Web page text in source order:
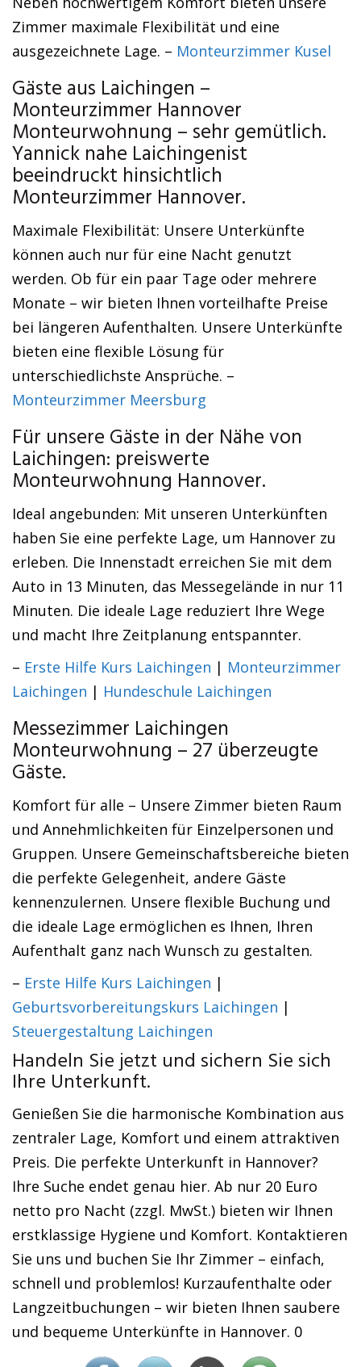
Zimmer maximale Flexibilität und eine
ausgezeichnete Lage. – Monteurzimmer Kusel
Gäste aus Laichingen –
Monteurzimmer Hannover
Monteurwohnung – sehr gemütlich.
Yannick nahe Laichingenist
beeindruckt hinsichtlich
Monteurzimmer Hannover.
Maximale Flexibilität: Unsere Unterkünfte
können auch nur für eine Nacht genutzt
werden. Ob für ein paar Tage oder mehrere
Monate – wir bieten Ihnen vorteilhafte Preise
bei längeren Aufenthalten. Unsere Unterkünfte
bieten eine flexible Lösung für
unterschiedlichste Ansprüche. –
Monteurzimmer Meersburg
Für unsere Gäste in der Nähe von
Laichingen: preiswerte
Monteurwohnung Hannover.
Ideal angebunden: Mit unseren Unterkünften
haben Sie eine perfekte Lage, um Hannover zu
erleben. Die Innenstadt erreichen Sie mit dem
Auto in 13 Minuten, das Messegelände in nur 11
Minuten. Die ideale Lage reduziert Ihre Wege
und macht Ihre Zeitplanung entspannter.
– Erste Hilfe Kurs Laichingen | Monteurzimmer
Laichingen | Hundeschule Laichingen
Messezimmer Laichingen
Monteurwohnung – 27 überzeugte
Gäste.
Komfort für alle – Unsere Zimmer bieten Raum
und Annehmlichkeiten für Einzelpersonen und
Gruppen. Unsere Gemeinschaftsbereiche bieten
die perfekte Gelegenheit, andere Gäste
kennenzulernen. Unsere flexible Buchung und
die ideale Lage ermöglichen es Ihnen, Ihren
Aufenthalt ganz nach Wunsch zu gestalten.
– Erste Hilfe Kurs Laichingen |
Geburtsvorbereitungskurs Laichingen |
Steuergestaltung Laichingen
Handeln Sie jetzt und sichern Sie sich
Ihre Unterkunft.
Genießen Sie die harmonische Kombination aus
zentraler Lage, Komfort und einem attraktiven
Preis. Die perfekte Unterkunft in Hannover?
Ihre Suche endet genau hier. Ab nur 20 Euro
netto pro Nacht (zzgl. MwSt.) bieten wir Ihnen
erstklassige Hygiene und Komfort. Kontaktieren
Sie uns und buchen Sie Ihr Zimmer – einfach,
schnell und problemlos! Kurzaufenthalte oder
Langzeitbuchungen – wir bieten Ihnen saubere
und bequeme Unterkünfte in Hannover. 0